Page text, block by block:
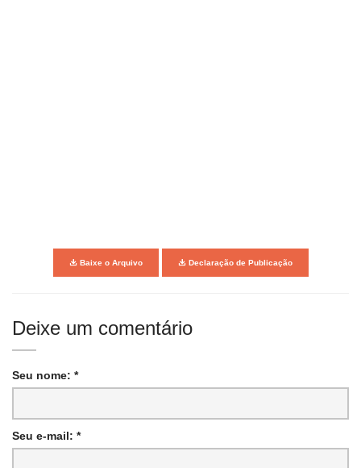
Baixe o Arquivo Declaração de Publicação
Deixe um comentário
Seu nome: *
Seu e-mail: *